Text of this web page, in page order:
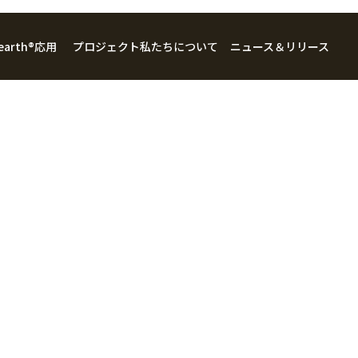
応用 プロジェクト私たちについて ニュース＆リリース